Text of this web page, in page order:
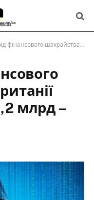
шахрайства у Британії перевищили £1,2 млрд – UK Finance
млрд –